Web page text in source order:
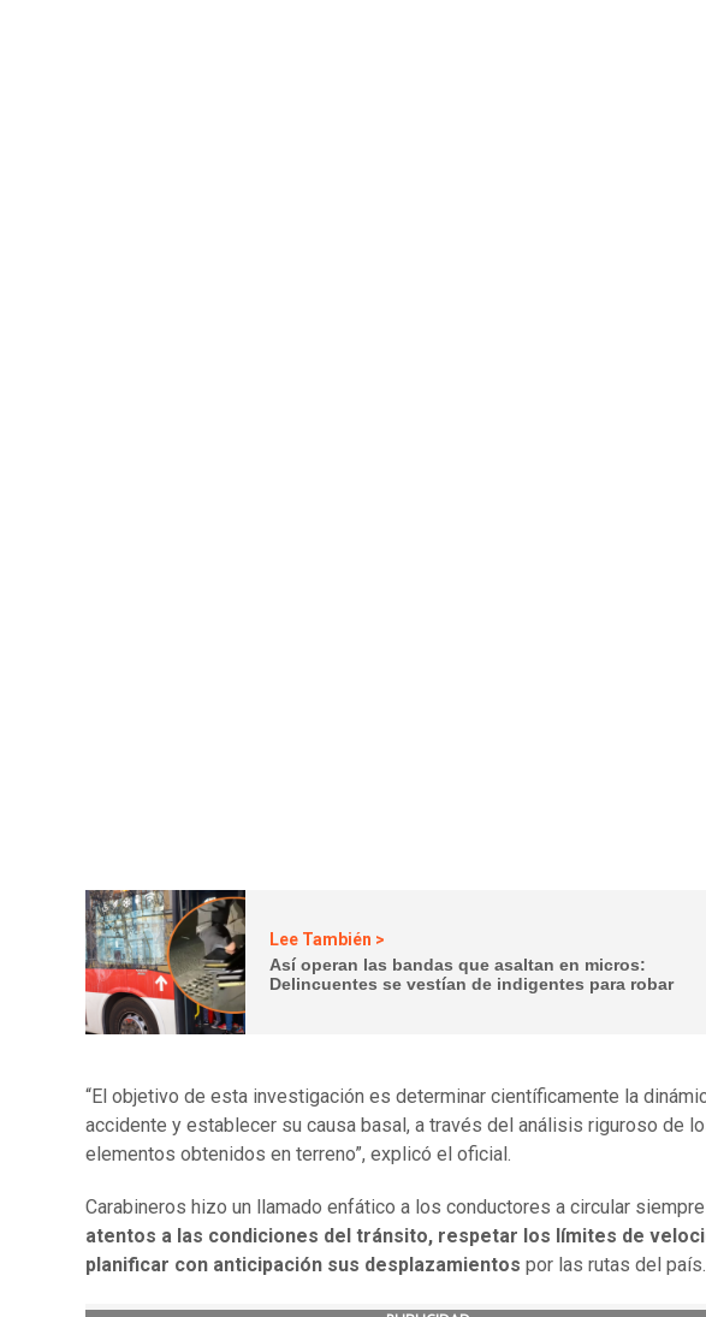
Lee También >
Así operan las bandas que asaltan en micros:
Delincuentes se vestían de indigentes para robar
“El objetivo de esta investigación es determinar científicamente la
accidente y establecer su causa basal, a través del análisis riguroso de
elementos obtenidos en terreno”, explicó el oficial.
Carabineros hizo un llamado enfático a los conductores a circular siempre
atentos a las condiciones del tránsito, respetar los límites de
planificar con anticipación sus desplazamientos por las rutas del país.